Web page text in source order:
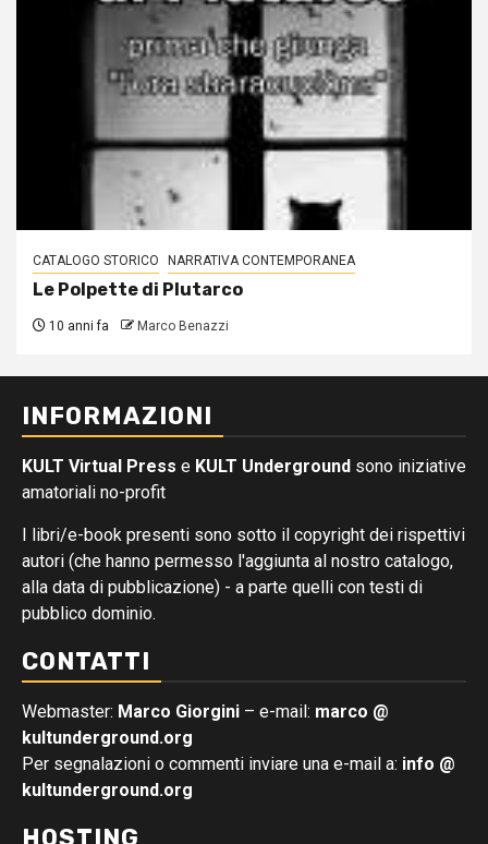
CATALOGO STORICO NARRATIVA CONTEMPORANEA
Le Polpette di Plutarco
10 anni fa Marco Benazzi
INFORMAZIONI
KULT Virtual Press e KULT Underground sono iniziative
amatoriali no-profit
I libri/e-book presenti sono sotto il copyright dei rispettivi
autori (che hanno permesso l'aggiunta al nostro catalogo,
alla data di pubblicazione) - a parte quelli con testi di
pubblico dominio.
CONTATTI
Webmaster: Marco Giorgini – e-mail: marco @
kultunderground.org
Per segnalazioni o commenti inviare una e-mail a: info @
kultunderground.org
HOSTING